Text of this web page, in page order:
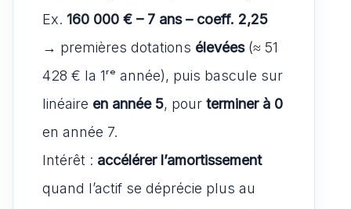
Ex. 160 000 € – 7 ans – coeff. 2,25
→ premières dotations élevées(≈ 51
428 € la 1ʳᵉ année), puis bascule sur
linéaire en année 5, pour terminer à 0
en année 7.
Intérêt : accélérer l’amortissement
quand l’actif se déprécie plus au